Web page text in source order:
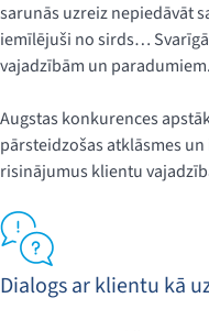
sarunās uzreiz nepiedāvāt
iemīlējuši no sirds…
vajadzībām un paradumiem.
Augstas konkurences
pārsteidzošas atklāsmes
risinājumus klientu
Dialogs ar klientu kā